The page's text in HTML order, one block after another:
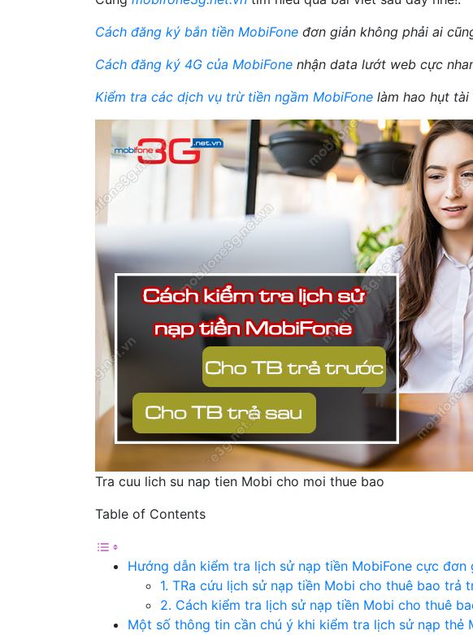
Cách đăng ký bắn tiền MobiFone đơn giản không phải ai
Cách đăng ký 4G của MobiFone nhận data lướt web cực
Kiểm tra các dịch vụ trừ tiền ngầm MobiFone làm hao hụt tài
Tra cuu lich su nap tien Mobi cho moi thue bao
Table of Contents
Hướng dẫn kiểm tra lịch sử nạp tiền MobiFone cực đơn
1. TRa cứu lịch sử nạp tiền Mobi cho thuê bao trả
2. Cách kiểm tra lịch sử nạp tiền Mobi cho thuê
Một số thông tin cần chú ý khi kiểm tra lịch sử nạp thẻ